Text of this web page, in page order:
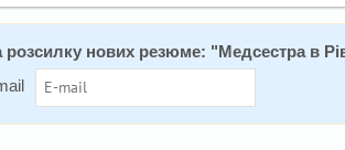
розсилку нових резюме: "Медсестра в